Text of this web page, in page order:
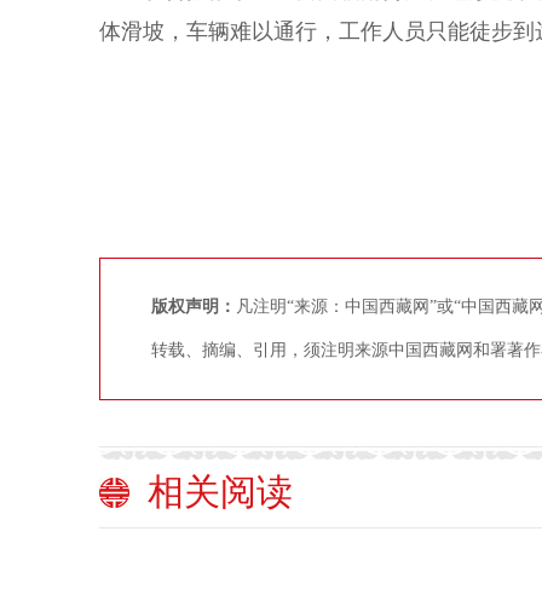
体滑坡，车辆难以通行，工作人员只能徒步到
版权声明： 凡注明“来源：中国西藏网”或“中国西
转载、摘编、引用，须注明来源中国西藏网和署著
相关阅读